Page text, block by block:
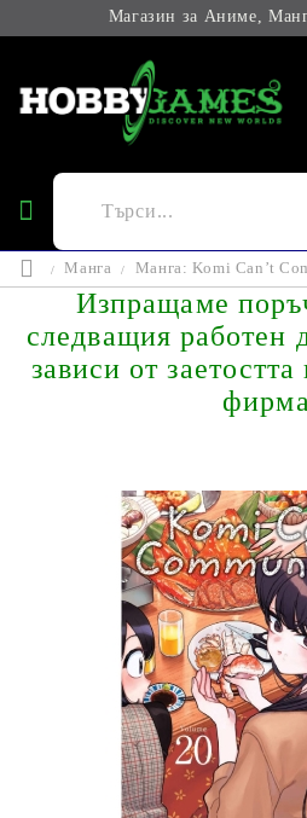
Магазин за Аниме,
Манга Манга: Komi Can’t
Изпращаме
следващия работен
зависи от